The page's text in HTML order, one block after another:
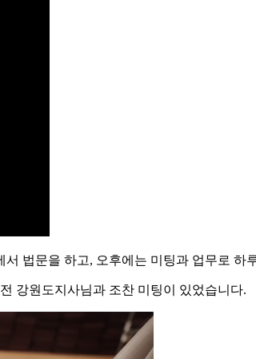
법문을 하고, 오후에는 미팅과 업무로 하
강원도지사님과 조찬 미팅이 있었습니다.